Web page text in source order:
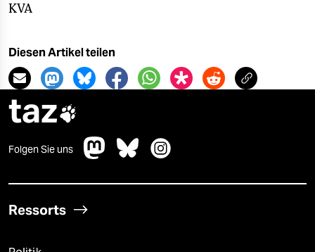
genossenschaft
KVA
Diesen Artikel teilen
taz
Folgen Sie uns
Ressorts